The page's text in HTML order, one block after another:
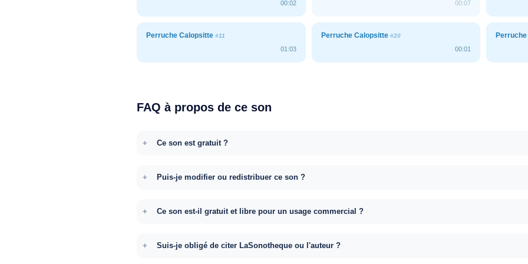
00:02 00:07
Perruche Calopsitte #11
01:03
Perruche Calopsitte #20
00:01
FAQ à propos de ce son
Ce son est gratuit ?
Puis-je modifier ou redistribuer ce son ?
Ce son est-il gratuit et libre pour un usage commercial ?
Suis-je obligé de citer LaSonotheque ou l'auteur ?